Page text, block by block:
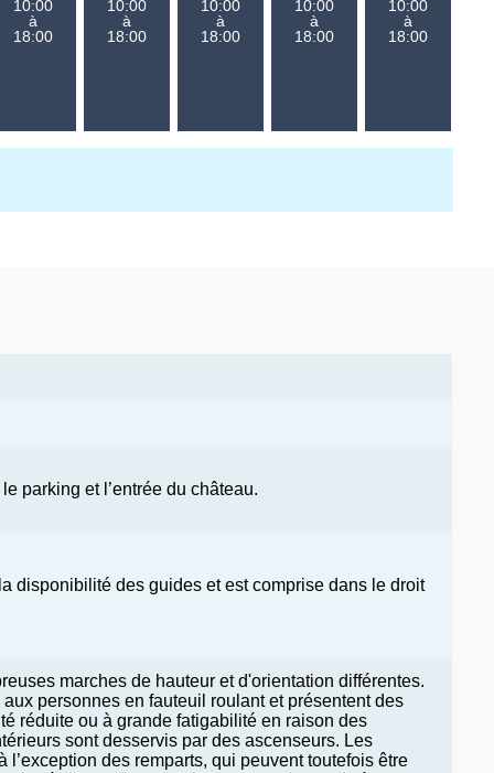
10:00
à
18:00
10:00
à
18:00
10:00
à
18:00
10:00
à
18:00
10:00
à
18:00
parking et l’entrée du château.
disponibilité des guides et est comprise dans le droit
marches de hauteur et d'orientation différentes.
personnes en fauteuil roulant et présentent des
réduite ou à grande fatigabilité en raison des
sont desservis par des ascenseurs. Les
des remparts, qui peuvent toutefois être